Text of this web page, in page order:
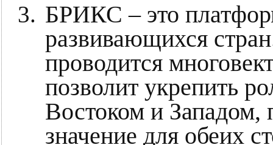
БРИКС – это
развивающихся
проводится
позволит укрепить
Востоком и Западом,
значение для обеих